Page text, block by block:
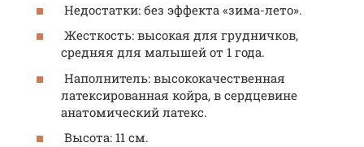
Недостатки: без эффекта «зима-лето».
Жесткость: высокая для грудничков,
средняя для малышей от 1 года.
Наполнитель: высококачественная
латексированная койра, в сердцевине
анатомический латекс.
Высота: 11 см.